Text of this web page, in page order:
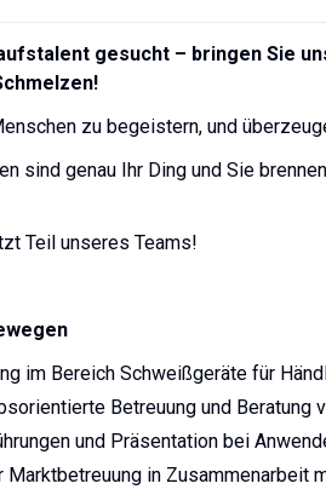
gesucht – bringen Sie
zu begeistern, und
sind genau Ihr Ding und Sie
Teil unseres Teams!
im Bereich Schweißgeräte für
Betreuung und Beratung
und Präsentation bei
Marktbetreuung in Zusammenarbeit